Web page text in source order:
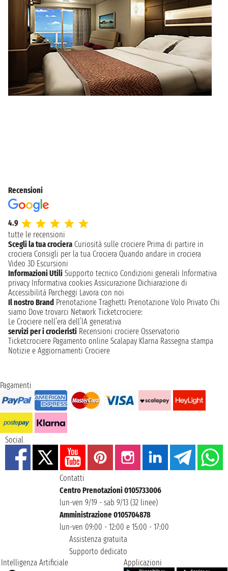
Recensioni
4.9
tutte le recensioni
Scegli la tua crociera Curiosità sulle crociere Prima di partire in
crociera Consigli per la tua Crociera Quando andare in crociera
Video 3D Escursioni
Informazioni Utili Supporto tecnico Condizioni generali Informativa
privacy Informativa cookies Assicurazione Dichiarazione di
Accessibilità Parcheggi Lavora con noi
Il nostro Brand Prenotazione Traghetti Prenotazione Volo Privato Chi
siamo Dove trovarci Network Ticketcrociere:
Le Crociere nell’era dell’IA generativa
servizi per i crocieristi Recensioni crociere Osservatorio
Ticketcrociere Pagamento online Scalapay Klarna Rassegna stampa
Notizie e Aggiornamenti Crociere
Pagamenti
Social
Contatti
Centro Prenotazioni 0105733006
lun-ven 9/19 - sab 9/13 (32 linee)
Amministrazione 0105704878
lun-ven 09:00 - 12:00 e 15:00 - 17:00
Assistenza gratuita
Supporto dedicato
Intelligenza Artificiale
Applicazioni